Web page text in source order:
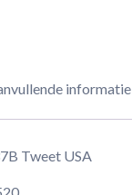
informatie
Tweet USA